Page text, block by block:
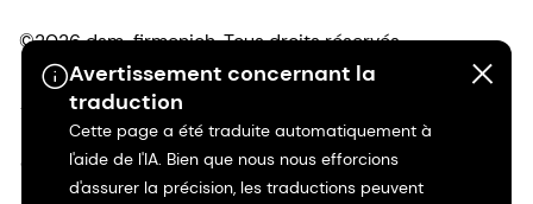
Avertissement concernant la
traduction
Cette page a été traduite automatiquement à
l'aide de l'IA. Bien que nous nous efforcions
d'assurer la précision, les traductions peuvent
©2026 dsm-firmenich. Tous droits réservés.
Avis de confidentialité
Conditions d'utilisation